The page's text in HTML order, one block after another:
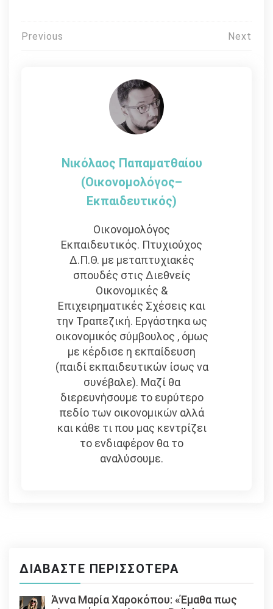
Πλοήγηση
Previous Next
Νικόλαος Παπαματθαίου
(Οικονομολόγος–
Εκπαιδευτικός)
Οικονομολόγος
Εκπαιδευτικός. Πτυχιούχος
Δ.Π.Θ. με μεταπτυχιακές
σπουδές στις Διεθνείς
Οικονομικές &
Επιχειρηματικές Σχέσεις και
την Τραπεζική. Εργάστηκα ως
οικονομικός σύμβουλος , όμως
με κέρδισε η εκπαίδευση
(παιδί εκπαιδευτικών ίσως να
συνέβαλε). Μαζί θα
διερευνήσουμε το ευρύτερο
πεδίο των οικονομικών αλλά
και κάθε τι που μας κεντρίζει
το ενδιαφέρον θα το
αναλύσουμε.
ΔΙΑΒΆΣΤΕ ΠΕΡΙΣΣΌΤΕΡΑ
Άννα Μαρία Χαροκόπου: «Έμαθα πως